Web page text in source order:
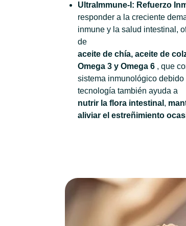
UltraImmune-I: Refuerzo
responder a la creciente
inmune y la salud intestinal,
de
aceite de chía, aceite de
Omega 3 y Omega 6 , que
sistema inmunológico
tecnología también ayuda a
nutrir la flora intestinal ,
aliviar el estreñimiento